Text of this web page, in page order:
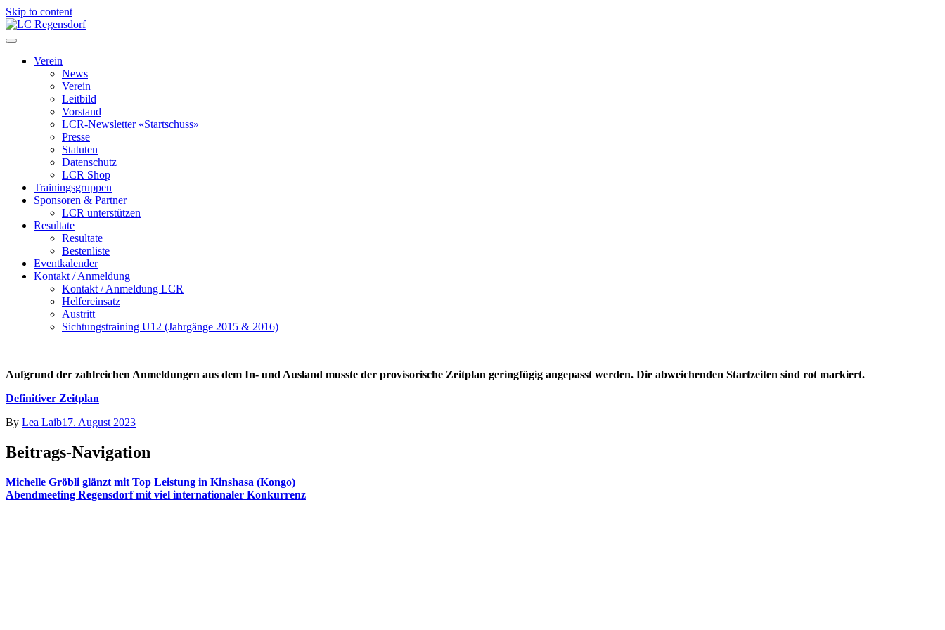
Skip to content
LC Regensdorf
Verein
News
Verein
Leitbild
Vorstand
LCR-Newsletter «Startschuss»
Presse
Statuten
Datenschutz
LCR Shop
Trainingsgruppen
Sponsoren & Partner
LCR unterstützen
Resultate
Resultate
Bestenliste
Eventkalender
Kontakt / Anmeldung
Kontakt / Anmeldung LCR
Helfereinsatz
Austritt
Sichtungstraining U12 (Jahrgänge 2015 & 2016)
Aufgrund der zahlreichen Anmeldungen aus dem In- und Ausland musste der provisorische Zeitplan geringfügig angepasst werden. Die abweichenden Startzeiten sind rot markiert.
Definitiver Zeitplan
By Lea Laib17. August 2023
Beitrags-Navigation
Michelle Gröbli glänzt mit Top Leistung in Kinshasa (Kongo)
Abendmeeting Regensdorf mit viel internationaler Konkurrenz